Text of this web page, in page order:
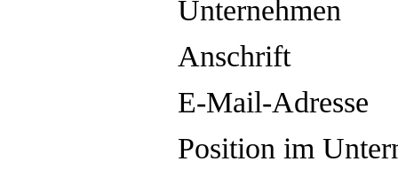
Unternehmen
Anschrift
E-Mail-Adresse
Position im